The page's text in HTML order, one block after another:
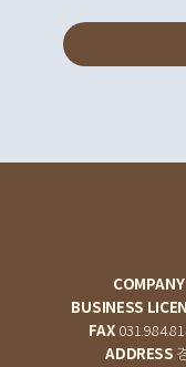
COMPANY
BUSINESS
FAX
ADDRESS